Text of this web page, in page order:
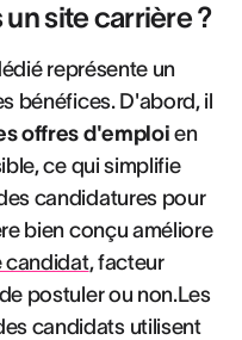
site carrière ?
représente un
bénéfices. D'abord, il
offres d'emploi en
ce qui simplifie
candidatures pour
bien conçu améliore
candidat, facteur
postuler ou non.Les
candidats utilisent